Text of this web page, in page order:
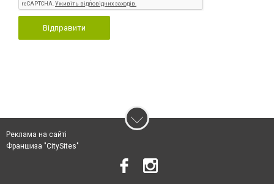
Відправити
Реклама на сайті
Франшиза "CitySites"